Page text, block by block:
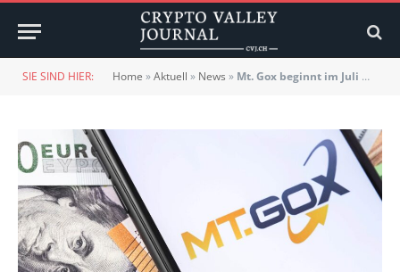
SIE SIND HIER: Home »Aktuell » News » Mt. Gox beginnt im Juli mit 9 Mrd. USD an Bitcoin-Rückzahlungen